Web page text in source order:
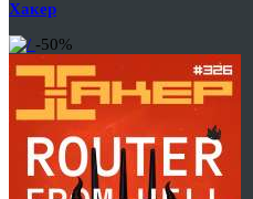
Хакер
-50%